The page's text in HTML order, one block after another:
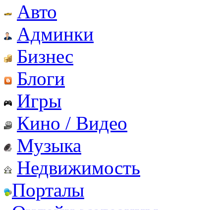
Авто
Админки
Бизнес
Блоги
Игры
Кино / Видео
Музыка
Недвижимость
Порталы